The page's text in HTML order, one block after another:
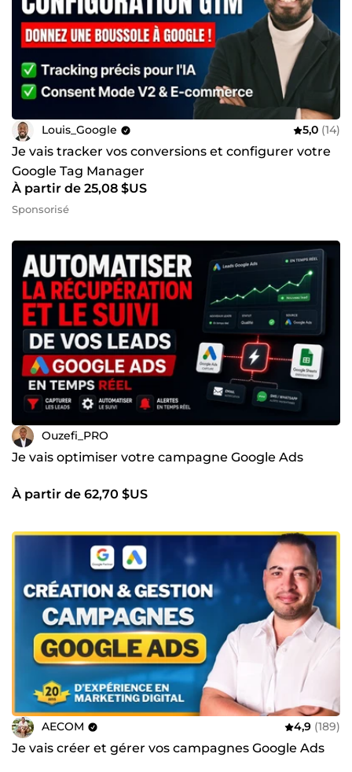
Louis_Google 5,0 (14)
Je vais tracker vos conversions et configurer votre
Google Tag Manager
À partir de 25,08 $US
Sponsorisé
Ouzefi_PRO
Je vais optimiser votre campagne Google Ads
À partir de 62,70 $US
AECOM 4,9 (189)
Je vais créer et gérer vos campagnes Google Ads